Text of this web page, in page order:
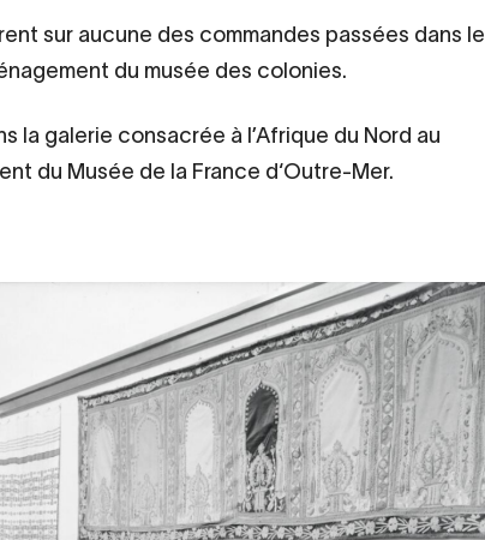
sur aucune des commandes passées dans le
du musée des colonies.
la galerie consacrée à l’Afrique du Nord au
du Musée de la France d‘Outre-Mer.